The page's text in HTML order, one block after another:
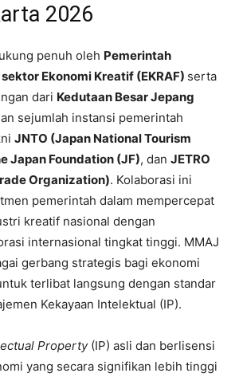
2026
penuh oleh Pemerintah
Ekonomi Kreatif (EKRAF) serta
dari Kedutaan Besar Jepang
sejumlah instansi pemerintah
JNTO (Japan National Tourism
Japan Foundation (JF), dan JETRO
Organization). Kolaborasi ini
pemerintah dalam mempercepat
kreatif nasional dengan
internasional tingkat tinggi. MMAJ
gerbang strategis bagi ekonomi
terlibat langsung dengan standar
Kekayaan Intelektual (IP).
Property(IP) asli dan berlisensi
yang secara signifikan lebih tinggi